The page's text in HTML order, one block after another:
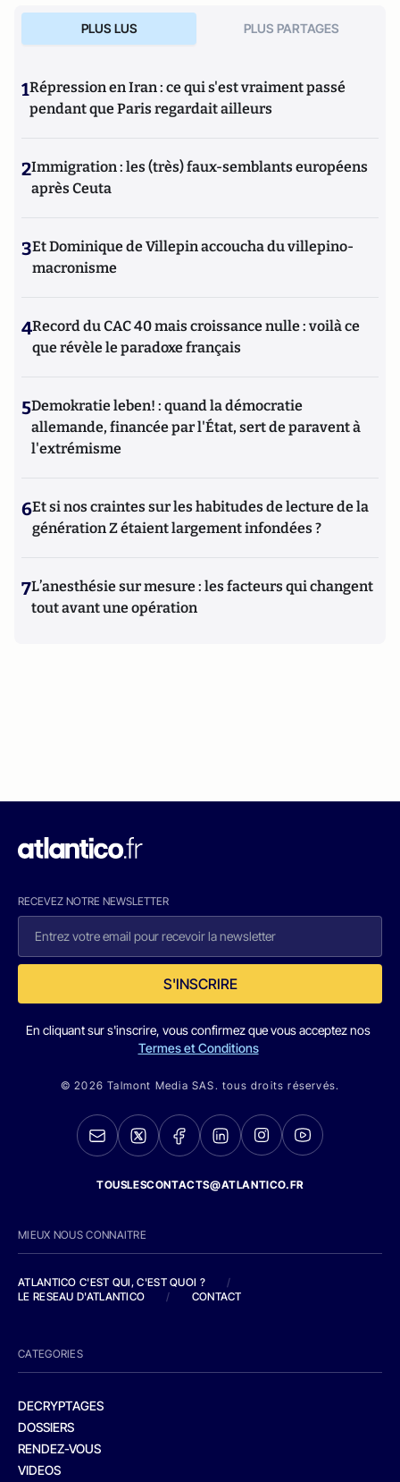
PLUS LUS PLUS PARTAGES
1Répression en Iran : ce qui s'est vraiment passé
pendant que Paris regardait ailleurs
2Immigration : les (très) faux-semblants européens
après Ceuta
3Et Dominique de Villepin accoucha du villepino-
macronisme
4Record du CAC 40 mais croissance nulle : voilà ce
que révèle le paradoxe français
5Demokratie leben! : quand la démocratie
allemande, financée par l'État, sert de paravent à
l'extrémisme
6Et si nos craintes sur les habitudes de lecture de la
génération Z étaient largement infondées ?
7L’anesthésie sur mesure : les facteurs qui changent
tout avant une opération
RECEVEZ NOTRE NEWSLETTER
S'INSCRIRE
En cliquant sur s'inscrire, vous confirmez que vous acceptez nos
Termes et Conditions
© 2026 Talmont Media SAS. tous droits réservés.
TOUSLESCONTACTS@ATLANTICO.FR
MIEUX NOUS CONNAITRE
ATLANTICO C'EST QUI, C'EST QUOI ?
/
LE RESEAU D'ATLANTICO
/ CONTACT
CATEGORIES
DECRYPTAGES
DOSSIERS
RENDEZ-VOUS
VIDEOS